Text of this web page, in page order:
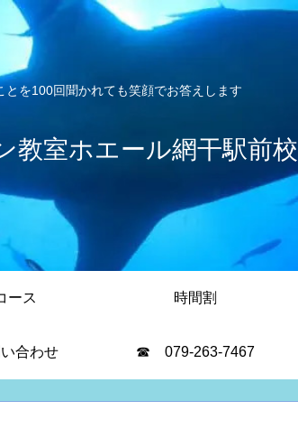
とを100回聞かれても笑顔でお答えします
教室ホエール網干駅前校
ース 時間割
合わせ ☎ 079-263-7467